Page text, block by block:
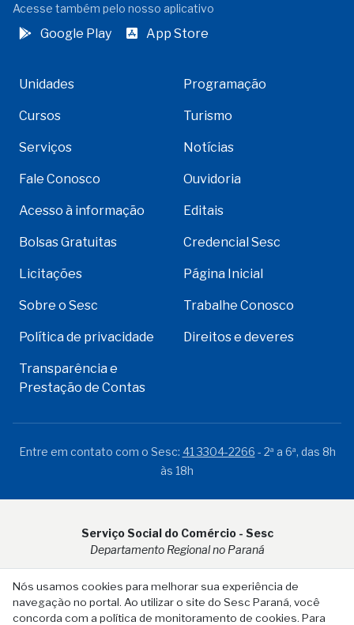
Nós usamos cookies para melhorar sua experiência de
navegação no portal. Ao utilizar o site do Sesc Paraná, você
concorda com a política de monitoramento de cookies. Para
Acesse também pelo nosso aplicativo
Google Play App Store
Unidades Programação
Cursos Turismo
Serviços Notícias
Fale Conosco Ouvidoria
Acesso à informação Editais
Bolsas Gratuitas Credencial Sesc
Licitações Página Inicial
Sobre o Sesc Trabalhe Conosco
Política de privacidade Direitos e deveres
Transparência e
Prestação de Contas
Entre em contato com o Sesc: 41 3304-2266 - 2ª a 6ª, das 8h
às 18h
Serviço Social do Comércio - Sesc
Departamento Regional no Paraná
Rua Visconde do Rio Branco, 931 - CEP 80.410-001 - Curitiba -
PR